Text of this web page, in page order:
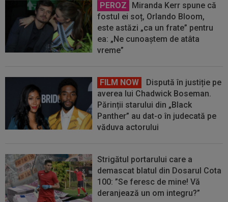
PEROZ
Miranda Kerr spune că
fostul ei soț, Orlando Bloom,
este astăzi „ca un frate” pentru
ea: „Ne cunoaștem de atâta
vreme”
FILM NOW
Dispută în justiție pe
averea lui Chadwick Boseman.
Părinții starului din „Black
Panther” au dat-o în judecată pe
văduva actorului
Strigătul portarului care a
demascat blatul din Dosarul Cota
100: ”Se feresc de mine! Vă
deranjează un om integru?”